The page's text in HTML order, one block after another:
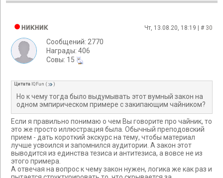
никник Чт, 13.08.20, 18:19 | # 30
Сообщений: 2770
Награды: 406
Cовы: 15
Цитата IQFun ( )
Но к чему тогда было выдумывать этот вумный закон на
одном эмпирическом примере с закипающим чайником?
Если я правильно понимаю о чем Вы говорите про чайник, то
это же просто иллюстрация была. Обычный преподовский
прием - дать короткий экскурс на тему, чтобы материал
лучше усвоился и запомнился аудитории. А закон этот
выводится из единства тезиса и антитезиса, а вовсе не из
этого примера.
А отвечая на вопрос к чему закон нужен, логика же как раз и